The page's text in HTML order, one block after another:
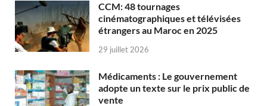
CCM: 48 tournages
cinématographiques et télévisées
étrangers au Maroc en 2025
29 juillet 2026
Médicaments : Le gouvernement
adopte un texte sur le prix public de
vente